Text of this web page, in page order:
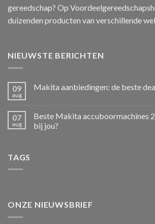
gereedschap? Op
duizenden producten van verschillende
NIEUWSTE BERICHTEN
09
aug
Makita aanbiedingen: de beste
07
aug
Beste Makita accuboormachines
bij jou?
TAGS
ONZE NIEUWSBRIEF